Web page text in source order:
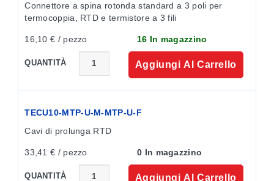
Connettore a spina rotonda standard a 3 poli per
termocoppia, RTD e termistore a 3 fili
16,10 € / pezzo 16 In magazzino
QUANTITÀ Aggiungi Al Carrello
TECU10-MTP-U-M-MTP-U-F
Cavi di prolunga RTD
33,41 € / pezzo 0 In magazzino
QUANTITÀ Aggiungi Al Carrello